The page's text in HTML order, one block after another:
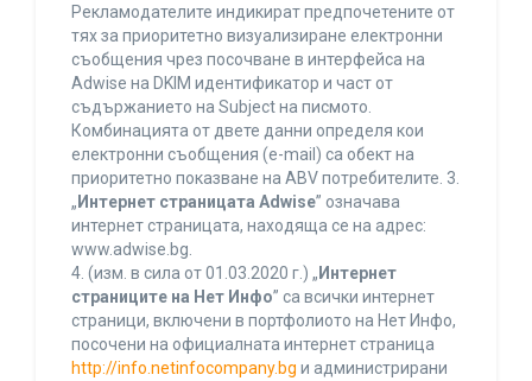
Рекламодателите индикират предпочетените от
тях за приоритетно визуализиране електронни
съобщения чрез посочване в интерфейса на
Adwise на DKIM идентификатор и част от
съдържанието на Subject на писмото.
Комбинацията от двете данни определя кои
електронни съобщения (e-mail) са обект на
приоритетно показване на ABV потребителите. 3.
„ Интернет страницата Adwise” означава
интернет страницата, находяща се на адрес:
www.adwise.bg.
4. (изм. в сила от 01.03.2020 г.) „ Интернет
страниците на Нет Инфо” са всички интернет
страници, включени в портфолиото на Нет Инфо,
посочени на официалната интернет страница
http://info.netinfocompany.bg и администрирани